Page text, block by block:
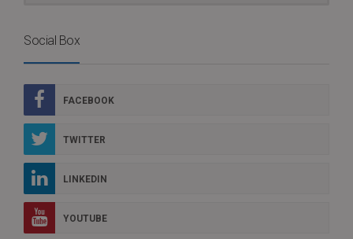
Social Box
FACEBOOK
TWITTER
LINKEDIN
YOUTUBE